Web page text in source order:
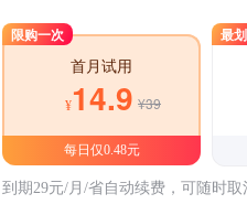
限购一次
首月试用
¥14.9 ¥39
每日仅0.48元
最
到期29元/月/省自动续费，可随时取